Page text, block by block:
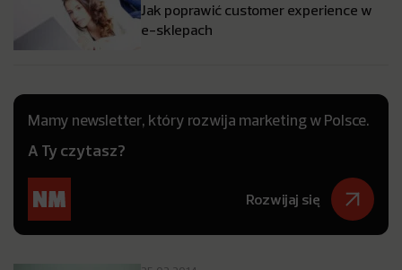
Jak poprawić customer experience w
e-sklepach
Mamy newsletter, który rozwija marketing w Polsce.
A Ty czytasz?
Rozwijaj się